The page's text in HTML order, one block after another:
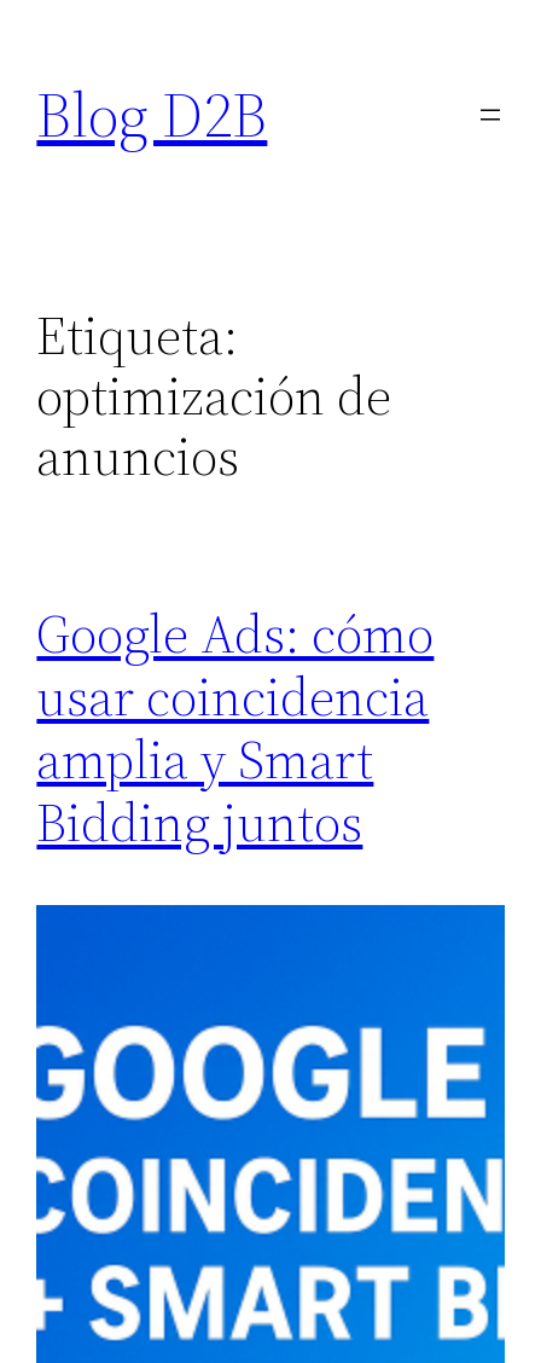
contenido
Blog D2B
Etiqueta:
optimización de
anuncios
Google Ads: cómo
usar coincidencia
amplia y Smart
Bidding juntos